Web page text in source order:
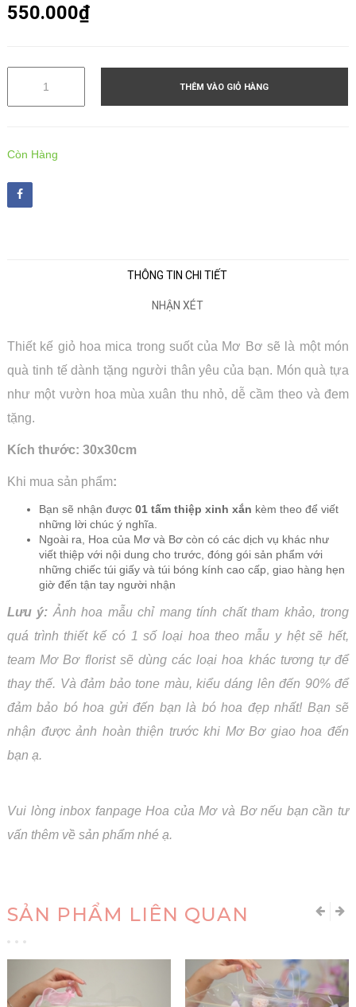
550.000₫
THÊM VÀO GIỎ HÀNG
Còn Hàng
THÔNG TIN CHI TIẾT
NHẬN XÉT
Thiết kế giỏ hoa mica trong suốt của Mơ Bơ sẽ là một món
quà tinh tế dành tặng người thân yêu của bạn. Món quà tựa
như một vườn hoa mùa xuân thu nhỏ, dễ cầm theo và đem
tặng.
Kích thước: 30x30cm
Khi mua sản phẩm:
Bạn sẽ nhận được 01 tấm thiệp xinh xắn kèm theo để viết
những lời chúc ý nghĩa.
Ngoài ra, Hoa của Mơ và Bơ còn có các dịch vụ khác như
viết thiệp với nội dung cho trước, đóng gói sản phẩm với
những chiếc túi giấy và túi bóng kính cao cấp, giao hàng hẹn
giờ đến tận tay người nhận
Lưu ý: Ảnh hoa mẫu chỉ mang tính chất tham khảo, trong
quá trình thiết kế có 1 số loại hoa theo mẫu y hệt sẽ hết,
team Mơ Bơ florist sẽ dùng các loại hoa khác tương tự để
thay thế. Và đảm bảo tone màu, kiểu dáng lên đến 90% để
đảm bảo bó hoa gửi đến bạn là bó hoa đẹp nhất! Bạn sẽ
nhận được ảnh hoàn thiện trước khi Mơ Bơ giao hoa đến
bạn ạ.
Vui lòng inbox fanpage Hoa của Mơ và Bơ nếu bạn cần tư
vấn thêm về sản phẩm nhé ạ.
SẢN PHẨM LIÊN QUAN